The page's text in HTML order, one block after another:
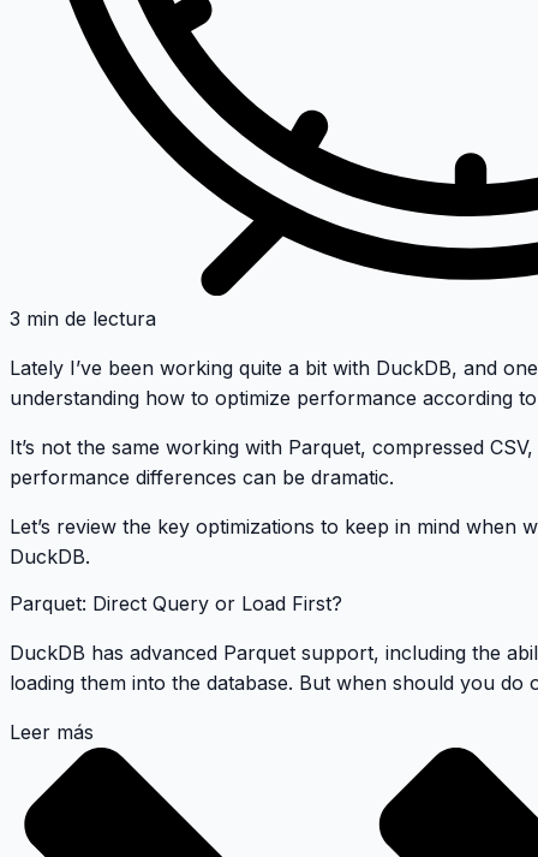
3 min de lectura
Lately I’ve been working quite a bit with DuckDB, and
understanding how to optimize performance according
It’s not the same working with Parquet, compressed
performance differences can be dramatic.
Let’s review the key optimizations to keep in mind when
DuckDB.
Parquet: Direct Query or Load First?
DuckDB has advanced Parquet support, including the
loading them into the database. But when should you do
Leer más